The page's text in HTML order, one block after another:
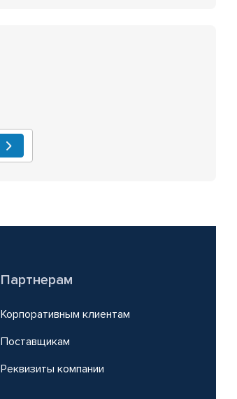
Партнерам
Корпоративным клиентам
Поставщикам
Реквизиты компании